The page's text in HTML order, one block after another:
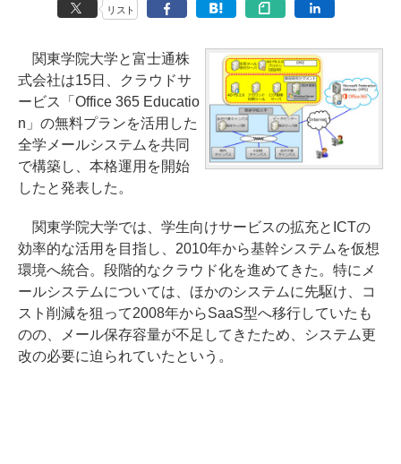
リスト
関東学院大学と富士通株
式会社は15日、クラウドサ
ービス「Office 365 Educatio
n」の無料プランを活用した
全学メールシステムを共同
で構築し、本格運用を開始
したと発表した。
関東学院大学では、学生向けサービスの拡充とICTの
効率的な活用を目指し、2010年から基幹システムを仮想
環境へ統合。段階的なクラウド化を進めてきた。特にメ
ールシステムについては、ほかのシステムに先駆け、コ
スト削減を狙って2008年からSaaS型へ移行していたも
のの、メール保存容量が不足してきたため、システム更
改の必要に迫られていたという。